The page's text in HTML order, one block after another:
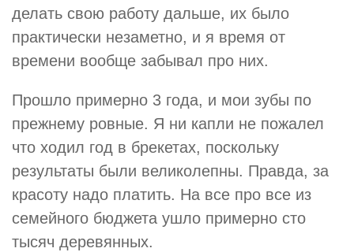
делать свою работу дальше, их было
практически незаметно, и я время от
времени вообще забывал про них.
Прошло примерно 3 года, и мои зубы по
прежнему ровные. Я ни капли не пожалел
что ходил год в брекетах, поскольку
результаты были великолепны. Правда, за
красоту надо платить. На все про все из
семейного бюджета ушло примерно сто
тысяч деревянных.